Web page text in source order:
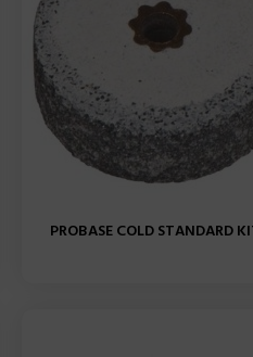
PROBASE COLD STANDARD